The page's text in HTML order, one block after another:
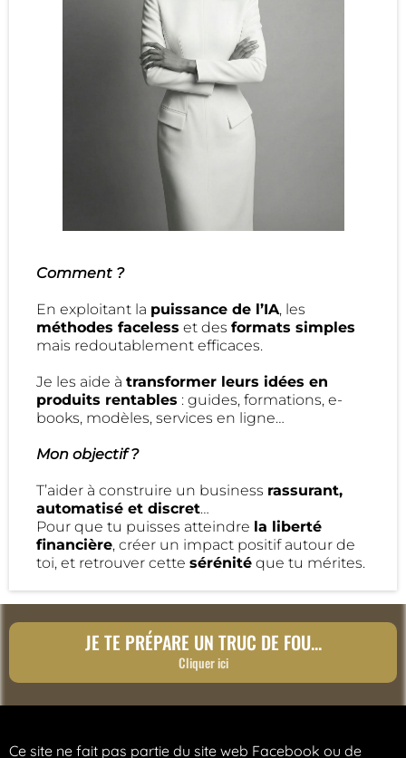
Comment ?
En exploitant la puissance de l’IA, les
méthodes faceless et des formats simples
mais redoutablement efficaces.
Je les aide à transformer leurs idées en
produits rentables : guides, formations, e-
books, modèles, services en ligne…
Mon objectif ?
T’aider à construire un business rassurant,
automatisé et discret…
Pour que tu puisses atteindre la liberté
financière, créer un impact positif autour de
toi, et retrouver cette sérénité que tu mérites.
JE TE PRÉPARE UN TRUC DE FOU...
Cliquer ici
Ce site ne fait pas partie du site web Facebook ou de